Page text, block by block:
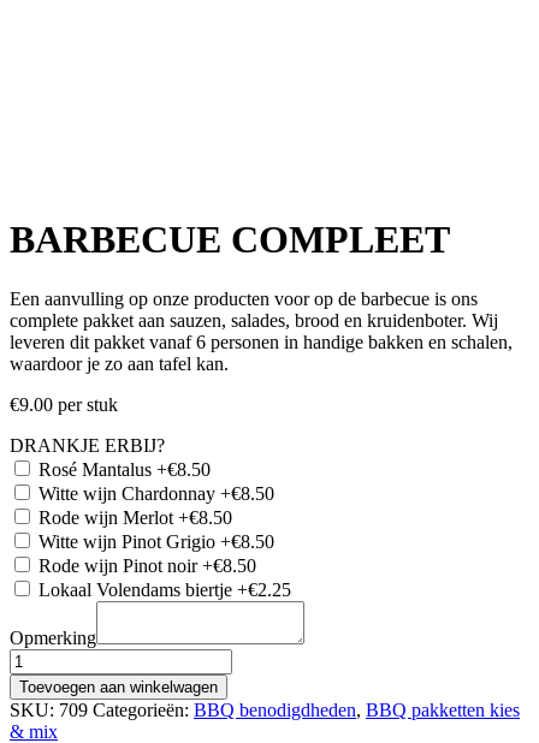
BARBECUE COMPLEET
Een aanvulling op onze producten voor op de barbecue is ons
complete pakket aan sauzen, salades, brood en kruidenboter. Wij
leveren dit pakket vanaf 6 personen in handige bakken en schalen,
waardoor je zo aan tafel kan.
€9.00 per stuk
DRANKJE ERBIJ?
Rosé Mantalus +€8.50
Witte wijn Chardonnay +€8.50
Rode wijn Merlot +€8.50
Witte wijn Pinot Grigio +€8.50
Rode wijn Pinot noir+€8.50
Lokaal Volendams biertje +€2.25
Opmerking
BARBECUE
COMPLEET
aantal
Toevoegen aan winkelwagen
SKU: 709 Categorieën: BBQ benodigdheden, BBQ pakketten kies
& mix